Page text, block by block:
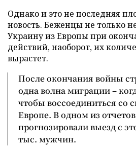
Однако и это не последняя
новость. Беженцы не только
Украину из Европы при
действий, наоборот, их
вырастет.
После окончания войны
одна волна миграции –
чтобы воссоединиться со
Европе. В одном из отчетов
прогнозировали выезд с
тыс. мужчин.